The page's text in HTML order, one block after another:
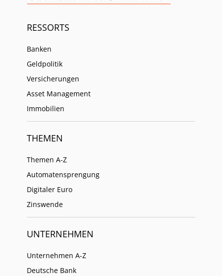
RESSORTS
Banken
Geldpolitik
Versicherungen
Asset Management
Immobilien
THEMEN
Themen A-Z
Automatensprengung
Digitaler Euro
Zinswende
UNTERNEHMEN
Unternehmen A-Z
Deutsche Bank